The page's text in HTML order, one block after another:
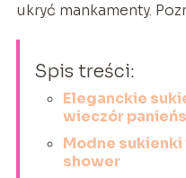
ukryć mankamenty.
Spis treści:
Eleganckie
wieczór
Modne
shower